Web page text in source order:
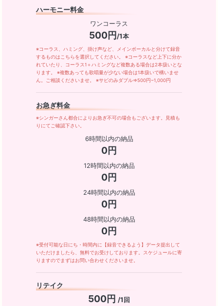
ハーモニー料金
ワンコーラス
500円/1本
※コーラス、ハミング、掛け声など、メインボーカルと分けて録音
するものはこちらを選択してください。 ※コーラスなど上下に分か
れていたり、コーラス1＋ハミングなど複数ある場合は2本扱いとな
ります。 ※複数あっても歌唱量が少ない場合は1本扱いで構いませ
ん。ご相談くださいませ。 ※サビのみダブル⇒500円~1,000円
お急ぎ料金
※シンガーさん都合によりお急ぎ不可の場合もございます。見積も
りにてご確認下さい。
6時間以内の納品
0円
12時間以内の納品
0円
24時間以内の納品
0円
48時間以内の納品
0円
※受付可能な日にち・時間内に【録音できるよう】データ提出して
いただけましたら、無料でお受けしております。スケジュールに寄
りますのでまずはお問い合わせくださいませ。
リテイク
500円 /1回